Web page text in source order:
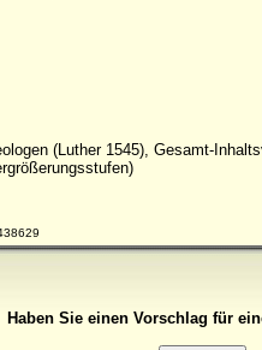
(Luther 1545), Gesamt-
Haben Sie einen Vorschlag für